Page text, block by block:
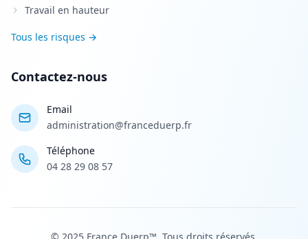
Travail en hauteur
Tous les risques →
Contactez-nous
Email
administration@franceduerp.fr
Téléphone
04 28 29 08 57